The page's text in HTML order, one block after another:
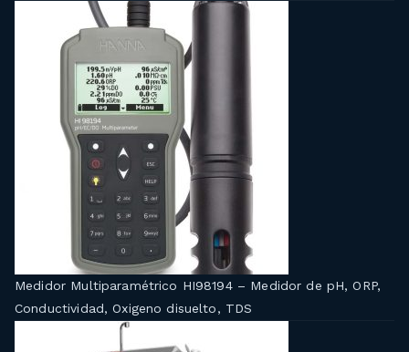
Medidor Multiparamétrico HI98194 – Medidor de pH, ORP,
Conductividad, Oxigeno disuelto, TDS